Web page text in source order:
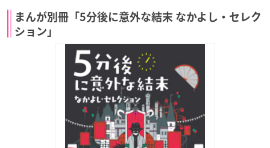
まんが別冊「5分後に意外な結末 なかよし・セレク
ション」